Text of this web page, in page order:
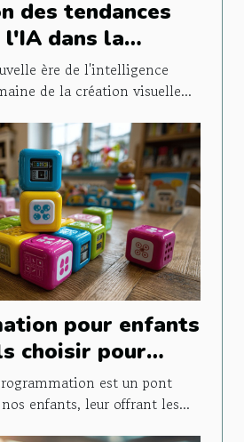
des tendances
dans la
d'entreprise
ère de l'intelligence
de la création visuelle...
pour enfants
choisir pour
au code
est un pont
enfants, leur offrant les...